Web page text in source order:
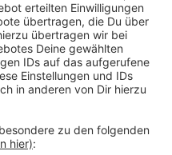
Laufenden
unserem kostenlosen
Ob Nachrichten,